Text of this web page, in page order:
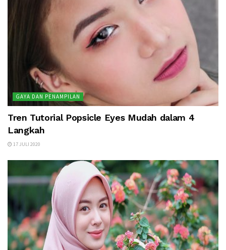
GAYA DAN PENAMPILAN
Tren Tutorial Popsicle Eyes Mudah dalam 4
Langkah
17 JULI 2020